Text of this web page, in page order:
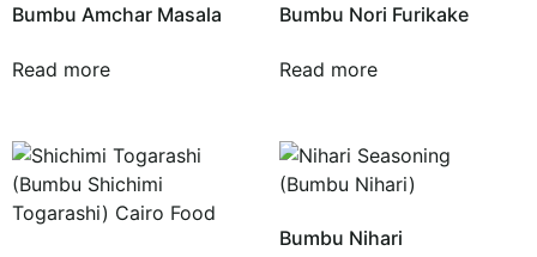
Bumbu Amchar Masala
Read more
Bumbu Nori Furikake
Read more
Bumbu Nihari